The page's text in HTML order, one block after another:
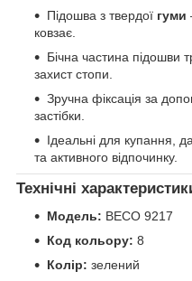
Підошва з твердої гуми
ковзає.
Бічна частина підошви
захист стопи.
Зручна фіксація за
застібки.
Ідеальні для купання,
та активного відпочинку.
Технічні
Модель: BECO 9217
Код кольору: 8
Колір: зелений